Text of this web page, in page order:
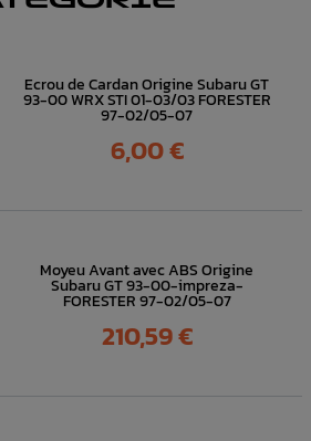
Ecrou de Cardan Origine Subaru GT
93-00 WRX STI 01-03/03 FORESTER
97-02/05-07
Prix
6,00 €
Moyeu Avant avec ABS Origine
Subaru GT 93-00-impreza-
FORESTER 97-02/05-07
Prix
210,59 €